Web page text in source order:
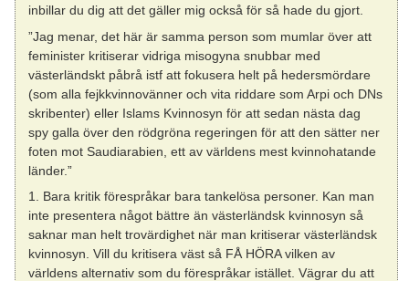
inbillar du dig att det gäller mig också för så hade du gjort.
”Jag menar, det här är samma person som mumlar över att
feminister kritiserar vidriga misogyna snubbar med
västerländskt påbrå istf att fokusera helt på hedersmördare
(som alla fejkkvinnovänner och vita riddare som Arpi och DNs
skribenter) eller Islams Kvinnosyn för att sedan nästa dag
spy galla över den rödgröna regeringen för att den sätter ner
foten mot Saudiarabien, ett av världens mest kvinnohatande
länder.”
1. Bara kritik förespråkar bara tankelösa personer. Kan man
inte presentera något bättre än västerländsk kvinnosyn så
saknar man helt trovärdighet när man kritiserar västerländsk
kvinnosyn. Vill du kritisera väst så FÅ HÖRA vilken av
världens alternativ som du förespråkar istället. Vägrar du att